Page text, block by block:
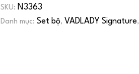
SKU: N3363
Danh mục: Set bộ, VADLADY Signature,